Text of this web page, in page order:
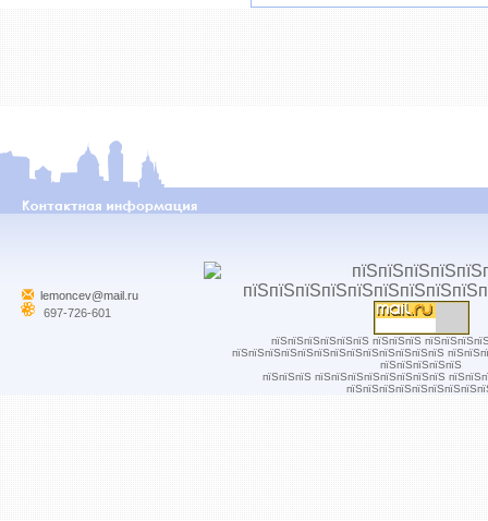
lemoncev@mail.ru
697-726-601
пїЅпїЅпїЅпїЅпїЅпїЅ пїЅпїЅпїЅ
пїЅпїЅпїЅпїЅпїЅпїЅпїЅпїЅпїЅпїЅпїЅпїЅпїЅ
пїЅпїЅпїЅпїЅпїЅ
пїЅпїЅпїЅ пїЅпїЅпїЅпїЅпїЅпїЅпїЅпїЅ